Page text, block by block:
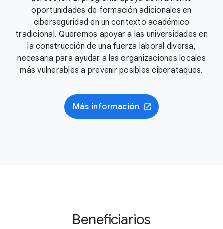
oportunidades de formación adicionales en
ciberseguridad en un contexto académico
tradicional. Queremos apoyar a las universidades en
la construcción de una fuerza laboral diversa,
necesaria para ayudar a las organizaciones locales
más vulnerables a prevenir posibles ciberataques.
Más información
Beneficiarios